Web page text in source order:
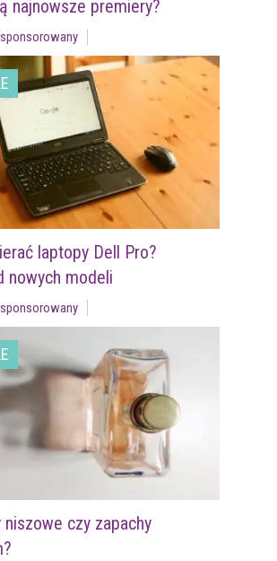
najnowsze premiery?
laptopy Dell Pro?
nowych modeli
niszowe czy zapachy